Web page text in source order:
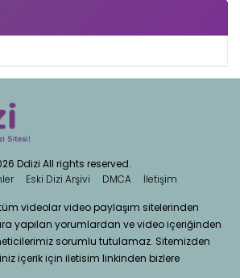
Ddizi All rights reserved.
Eski Dizi Arşivi DMCA İletişim
videolar video paylaşım sitelerinden
yapılan yorumlardan ve video içeriğinden
sorumlu tutulamaz. Sitemizden
içerik için iletisim linkinden bizlere